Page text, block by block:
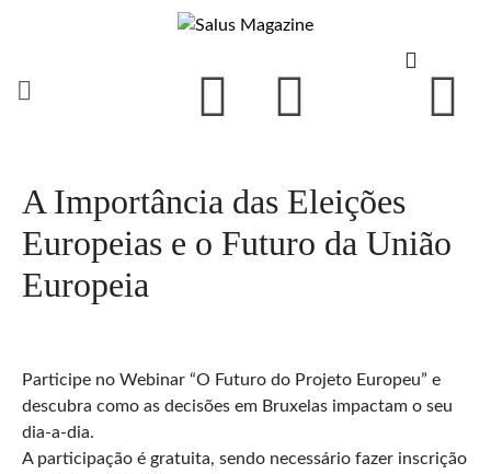
A Importância das Eleições
Europeias e o Futuro da União
Europeia
Participe no Webinar “O Futuro do Projeto Europeu” e
descubra como as decisões em Bruxelas impactam o seu
dia-a-dia.
A participação é gratuita, sendo necessário fazer inscrição